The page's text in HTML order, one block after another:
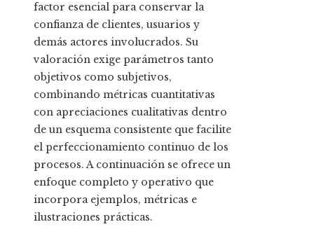
factor esencial para conservar la
confianza de clientes, usuarios y
demás actores involucrados. Su
valoración exige parámetros tanto
objetivos como subjetivos,
combinando métricas cuantitativas
con apreciaciones cualitativas dentro
de un esquema consistente que facilite
el perfeccionamiento continuo de los
procesos. A continuación se ofrece un
enfoque completo y operativo que
incorpora ejemplos, métricas e
ilustraciones prácticas.